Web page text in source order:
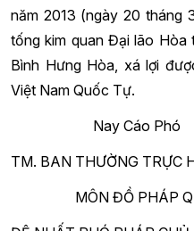
năm 2013 (ngày 20 tháng
tống kim quan Đại lão
Bình Hưng Hòa, xá lợi
Việt Nam Quốc Tự.
Nay Cáo Phó
TM. BAN THƯỜNG TRỰC
MÔN ĐỒ PHÁP